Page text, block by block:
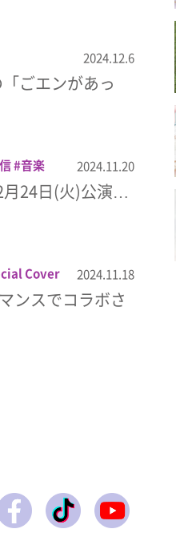
2024.12.6
ごエンがあっ
音楽 2024.11.20
月24日(火)公演…
Cover
J SOUL
2024.11.18
ンスでコラボさ